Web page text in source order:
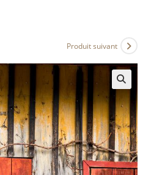
Produit suivant
🔍